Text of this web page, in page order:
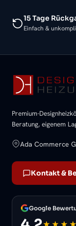
15 Tage
Einfach &
Premium-
Beratung, eigenem
Ada Commerce
Kontakt &
Google